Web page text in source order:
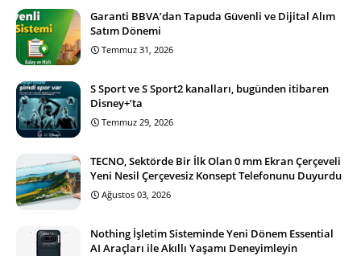
Garanti BBVA’dan Tapuda Güvenli ve Dijital Alım
Satım Dönemi
Temmuz 31, 2026
S Sport ve S Sport2 kanalları, bugünden itibaren
Disney+’ta
Temmuz 29, 2026
TECNO, Sektörde Bir İlk Olan 0 mm Ekran Çerçeveli
Yeni Nesil Çerçevesiz Konsept Telefonunu Duyurdu
Ağustos 03, 2026
Nothing İşletim Sisteminde Yeni Dönem Essential
AI Araçları ile Akıllı Yaşamı Deneyimleyin